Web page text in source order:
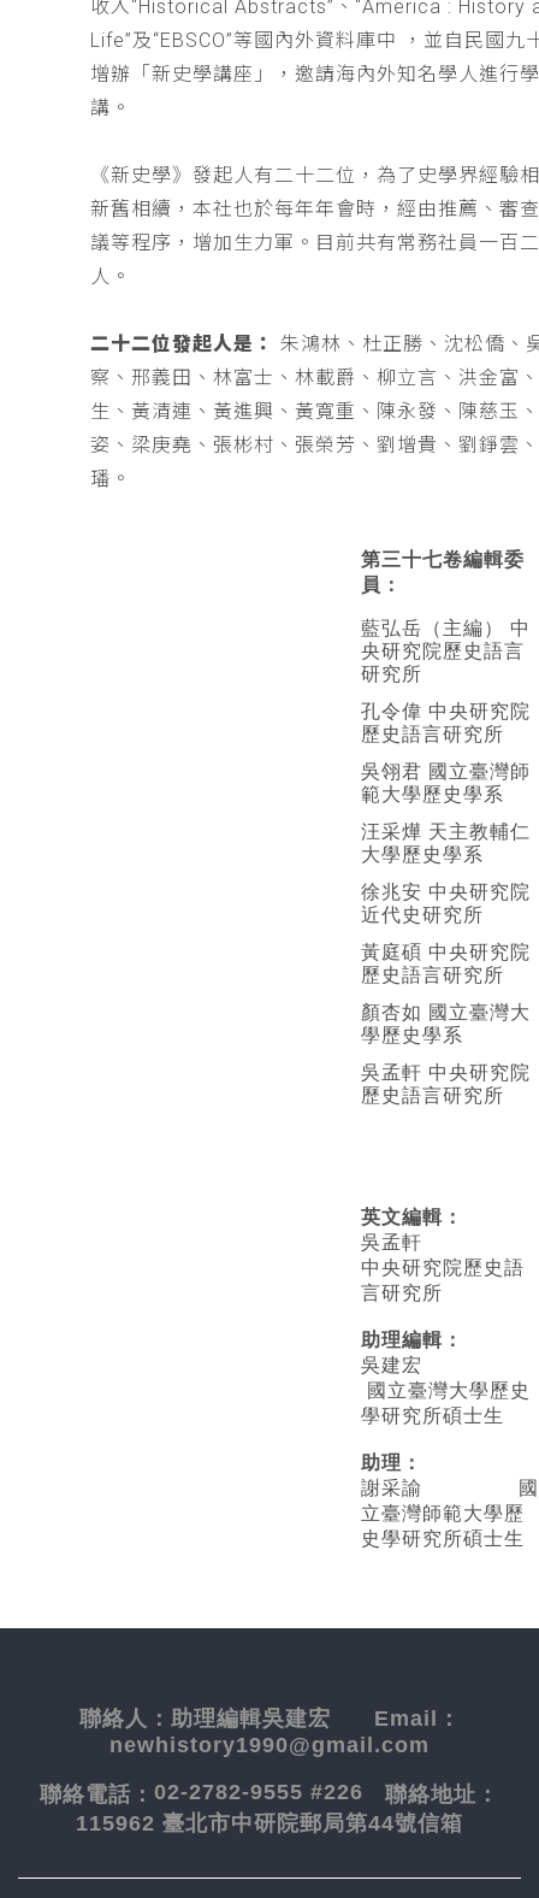
收入“Historical Abstracts”、“America : History
Life”及“EBSCO”等國內外資料庫中 ，並自民國九
增辦「新史學講座」，邀請海內外知名學人進行
講。
《新史學》發起人有二十二位，為了史學界經驗
新舊相續，本社也於每年年會時，經由推薦、審
議等程序，增加生力軍。目前共有常務社員一百
人。
二十二位發起人是：
朱鴻林、杜正勝、沈松僑、
察、邢義田、林富士、林載爵、柳立言、洪金富
生、黃清連、黃進興、黃寬重、陳永發、陳慈玉
姿、梁庚堯、張彬村、張榮芳、劉增貴、劉錚雲
璠。
第三十七卷編輯委
員：
藍弘岳（主編） 中
央研究院歷史語言
研究所
孔令偉 中央研究院
歷史語言研究所
吳翎君 國立臺灣師
範大學歷史學系
汪采燁 天主教輔仁
大學歷史學系
徐兆安 中央研究院
近代史研究所
黃庭碩 中央研究院
歷史語言研究所
顏杏如 國立臺灣大
學歷史學系
吳孟軒 中央研究院
歷史語言研究所
英文編輯 ：
吳孟軒
中央研究院歷史語
言研究所
助理編輯：
吳建宏
國立臺灣大學歷史
學研究所碩士生
助理：
謝采諭
國
立臺灣師範大學歷
史學研究所碩士生
聯絡人： 助理編輯吳建宏 Email：
newhistory1990@gmail.com
聯絡電話： 02-2782-9555 #226 聯絡地址：
115962 臺北市中研院郵局第44號信箱